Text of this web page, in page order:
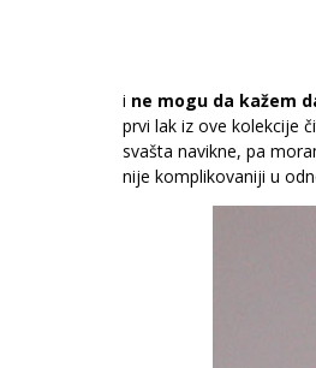
i ne mogu da kažem
prvi lak iz ove kolekcije
svašta navikne, pa
nije komplikovaniji u